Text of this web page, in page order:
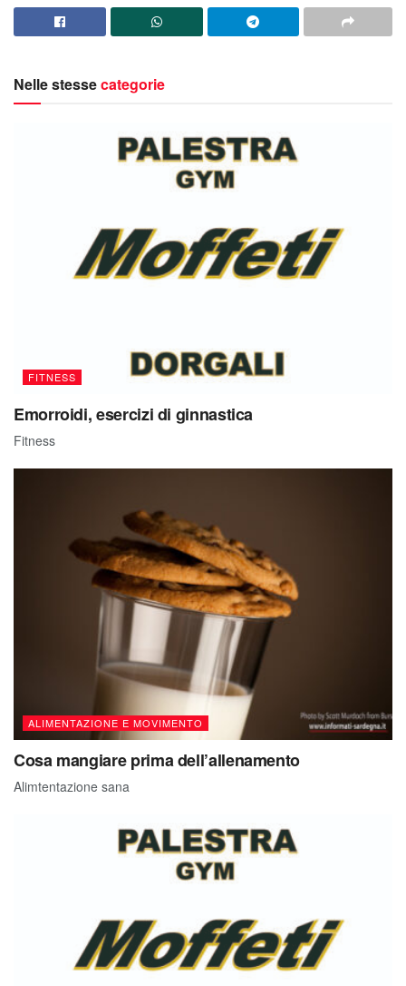
Nelle stessecategorie
FITNESS
Emorroidi, esercizi di ginnastica
Fitness
ALIMENTAZIONE E MOVIMENTO
Cosa mangiare prima dell’allenamento
Alimtentazione sana